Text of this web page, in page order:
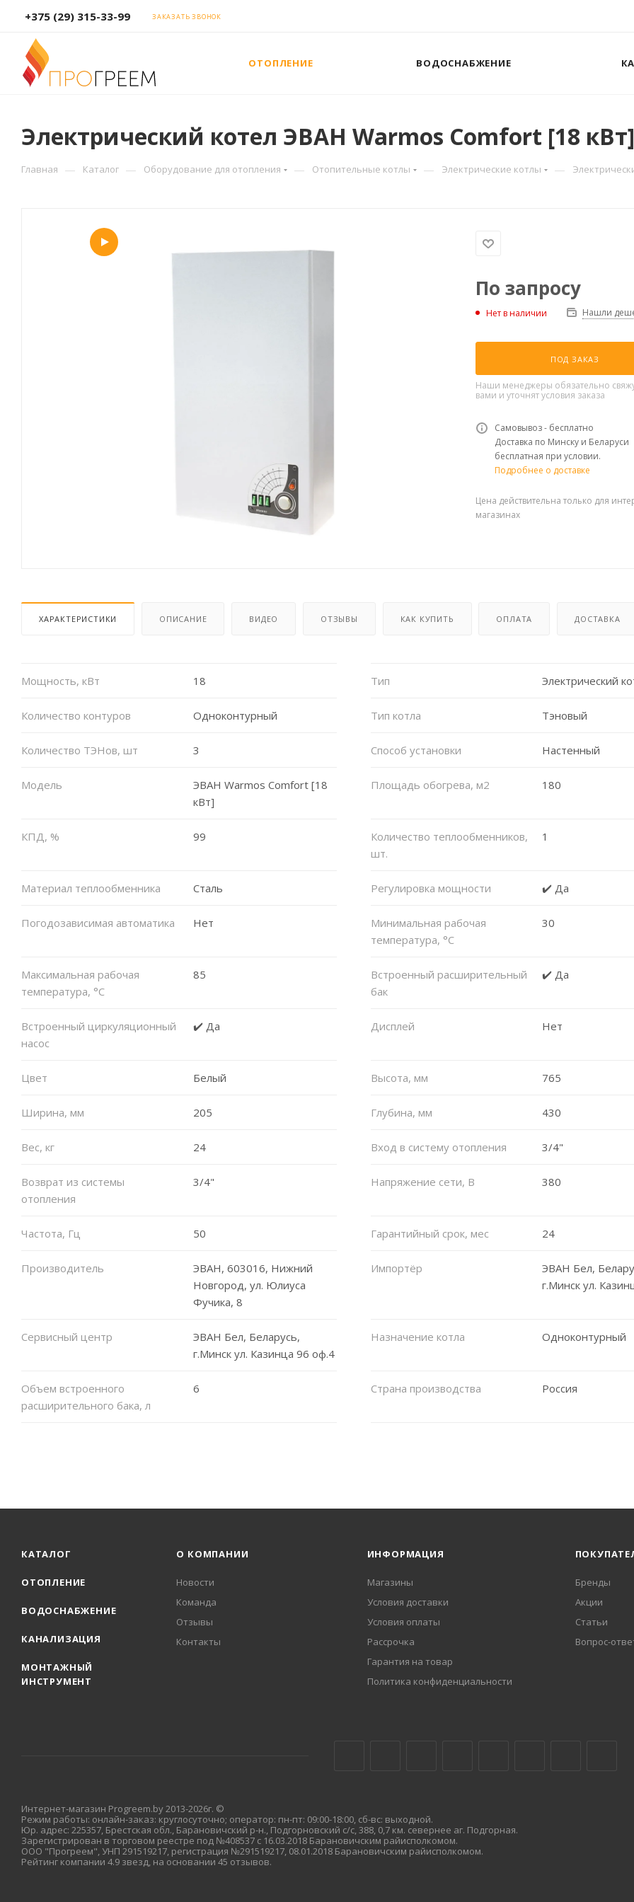
+375 (29) 315-33-99 ЗАКАЗАТЬ ЗВОНОК
ОТОПЛЕНИЕ ВОДОСНАБЖЕНИЕ
Электрический котел ЭВАН Warmos Comfort [18 кВт]
Главная — Каталог — Оборудование для отопления — Отопительные котлы — Электрические котлы —
По запросу
Нет в наличии Нашли
ПОД ЗАКАЗ
Наши менеджеры обязательно
вами и уточнят условия заказа
Самовывоз - бесплатно
Доставка по Минску и Беларуси
бесплатная при условии.
Подробнее о доставке
Цена действительна только для
магазинах
ХАРАКТЕРИСТИКИ ОПИСАНИЕ ВИДЕО ОТЗЫВЫ КАК КУПИТЬ ОПЛАТА ДОСТАВКА
Мощность, кВт 18 Тип Электрический
Количество контуров Одноконтурный Тип котла Тэновый
Количество ТЭНов, шт 3 Способ установки Настенный
Модель
ЭВАН Warmos Comfort [18
кВт]
Площадь обогрева, м2 180
КПД, % 99
Количество теплообменников,
шт.
1
Материал теплообменника Сталь Регулировка мощности ✔️ Да
Погодозависимая автоматика Нет
Минимальная рабочая
температура, °C
30
Максимальная рабочая
температура, °C
85
Встроенный расширительный
бак
✔️ Да
Встроенный циркуляционный
насос
✔️ Да Дисплей Нет
Цвет Белый Высота, мм 765
Ширина, мм 205 Глубина, мм 430
Вес, кг 24 Вход в систему отопления 3/4"
Возврат из системы
отопления
3/4" Напряжение сети, В 380
Частота, Гц 50 Гарантийный срок, мес 24
Производитель
ЭВАН, 603016, Нижний
Новгород, ул. Юлиуса
Фучика, 8
Импортёр
ЭВАН Бел,
г.Минск ул.
Сервисный центр
ЭВАН Бел, Беларусь,
г.Минск ул. Казинца 96 оф.4
Назначение котла Одноконтурный
Объем встроенного
расширительного бака, л
6 Страна производства Россия
КАТАЛОГ
ОТОПЛЕНИЕ
ВОДОСНАБЖЕНИЕ
КАНАЛИЗАЦИЯ
МОНТАЖНЫЙ
ИНСТРУМЕНТ
О КОМПАНИИ
Новости
Команда
Отзывы
Контакты
ИНФОРМАЦИЯ
Магазины
Условия доставки
Условия оплаты
Рассрочка
Гарантия на товар
Политика конфиденциальности
Бренды
Акции
Статьи
Вопрос-
Интернет-магазин Progreem.by 2013-2026г. ©
Режим работы: онлайн-заказ: круглосуточно; оператор: пн-пт: 09:00-18:00, сб-вс: выходной.
Юр. адрес: 225357, Брестская обл., Барановичский р-н., Подгорновский с/с, 388, 0,7 км. севернее аг. Подгорная.
Зарегистрирован в торговом реестре под №408537 с 16.03.2018 Барановичским райисполкомом.
ООО "Прогреем", УНП 291519217, регистрация №291519217, 08.01.2018 Барановичским райисполкомом.
Рейтинг компании 4.9 звезд, на основании 45 отзывов.